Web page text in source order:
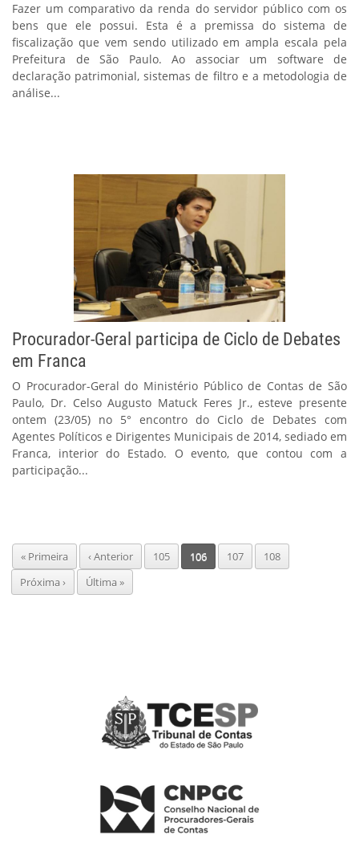
Fazer um comparativo da renda do servidor público com os
bens que ele possui. Esta é a premissa do sistema de
fiscalização que vem sendo utilizado em ampla escala pela
Prefeitura de São Paulo. Ao associar um software de
declaração patrimonial, sistemas de filtro e a metodologia de
análise...
Procurador-Geral participa de Ciclo de Debates
em Franca
O Procurador-Geral do Ministério Público de Contas de São
Paulo, Dr. Celso Augusto Matuck Feres Jr., esteve presente
ontem (23/05) no 5° encontro do Ciclo de Debates com
Agentes Políticos e Dirigentes Municipais de 2014, sediado em
Franca, interior do Estado. O evento, que contou com a
participação...
Paginação
Primeira
página
« Primeira
Página
anterior
‹ Anterior Page
105
Página
atual
106 Page
107 Page
108
Próxima
página
Próxima ›
Última
página
Última »